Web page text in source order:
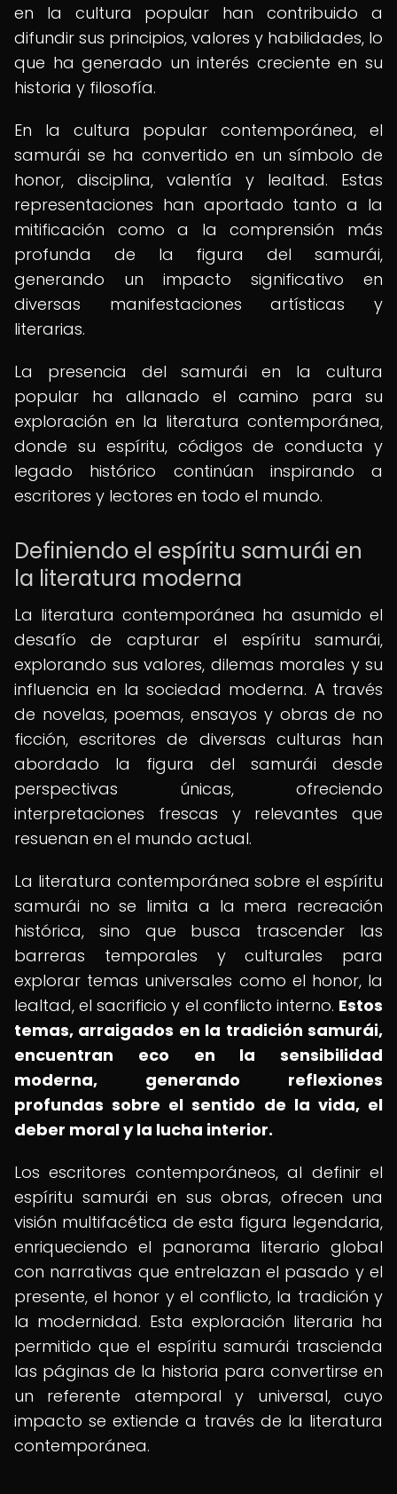
en la cultura popular han contribuido a
difundir sus principios, valores y habilidades, lo
que ha generado un interés creciente en su
historia y filosofía.
En la cultura popular contemporánea, el
samurái se ha convertido en un símbolo de
honor, disciplina, valentía y lealtad. Estas
representaciones han aportado tanto a la
mitificación como a la comprensión más
profunda de la figura del samurái,
generando un impacto significativo en
diversas manifestaciones artísticas y
literarias.
La presencia del samurái en la cultura
popular ha allanado el camino para su
exploración en la literatura contemporánea,
donde su espíritu, códigos de conducta y
legado histórico continúan inspirando a
escritores y lectores en todo el mundo.
Definiendo el espíritu samurái en
la literatura moderna
La literatura contemporánea ha asumido el
desafío de capturar el espíritu samurái,
explorando sus valores, dilemas morales y su
influencia en la sociedad moderna. A través
de novelas, poemas, ensayos y obras de no
ficción, escritores de diversas culturas han
abordado la figura del samurái desde
perspectivas únicas, ofreciendo
interpretaciones frescas y relevantes que
resuenan en el mundo actual.
La literatura contemporánea sobre el espíritu
samurái no se limita a la mera recreación
histórica, sino que busca trascender las
barreras temporales y culturales para
explorar temas universales como el honor, la
lealtad, el sacrificio y el conflicto interno. Estos
temas, arraigados en la tradición samurái,
encuentran eco en la sensibilidad
moderna, generando reflexiones
profundas sobre el sentido de la vida, el
deber moral y la lucha interior.
Los escritores contemporáneos, al definir el
espíritu samurái en sus obras, ofrecen una
visión multifacética de esta figura legendaria,
enriqueciendo el panorama literario global
con narrativas que entrelazan el pasado y el
presente, el honor y el conflicto, la tradición y
la modernidad. Esta exploración literaria ha
permitido que el espíritu samurái trascienda
las páginas de la historia para convertirse en
un referente atemporal y universal, cuyo
impacto se extiende a través de la literatura
contemporánea.